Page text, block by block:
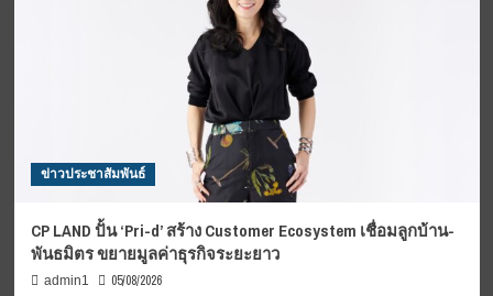
ข่าวประชาสัมพันธ์
CP LAND ปั้น ‘Pri-d’ สร้าง Customer Ecosystem เชื่อมลูกบ้าน-
พันธมิตร ขยายมูลค่าธุรกิจระยะยาว
admin1 05/08/2026